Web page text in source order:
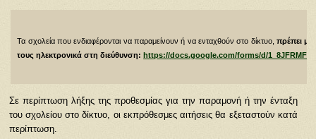
Τα σχολεία που ενδιαφέρονται να παραμείνουν ή να ενταχθούν στο δίκτυο, πρέπει
τους ηλεκτρονικά στη διεύθυνση: https://docs.google.com/forms/d/
Σε περίπτωση λήξης της προθεσμίας για την παραμονή ή την ένταξη
του σχολείου στο δίκτυο, οι εκπρόθεσμες αιτήσεις θα εξεταστούν κατά
περίπτωση.